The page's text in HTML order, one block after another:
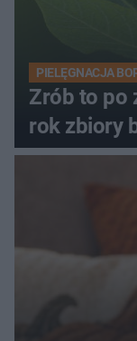
PIELĘGNACJA
Zrób to po
rok zbiory